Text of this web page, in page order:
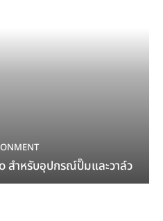
สำหรับอุปกรณ์ปั๊มและวาล์ว